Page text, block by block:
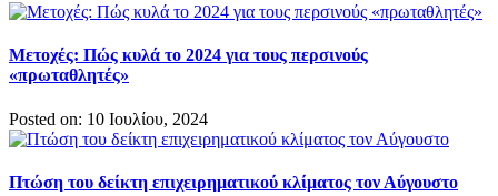
Μετοχές: Πώς κυλά το 2024 για τους περσινούς
«πρωταθλητές»
Posted on: 10 Ιουλίου, 2024
Πτώση του δείκτη επιχειρηματικού κλίματος τον Αύγουστο